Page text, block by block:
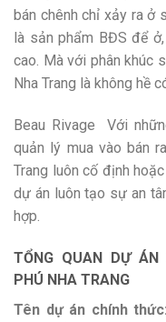
bán chênh chỉ xảy ra ở
là sản phẩm BĐS để
cao. Mà với phân khúc
Nha Trang là không hề
Beau Rivage Với
quản lý mua vào bán
Trang luôn cố định
dự án luôn tạo sự an
hợp.
TỔNG QUAN DỰ ÁN
PHÚ NHA TRANG
Tên dự án chính thức: